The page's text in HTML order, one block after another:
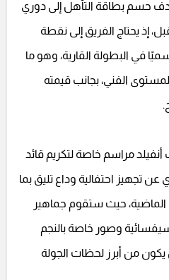
حسم بطاقة التأهل إلى دوري
إذ يحتاج الفريق إلى نقطة
في البطولة القارية، وهو ما
الفني، بجانب قيمته
مراسم خاصة لتكريم قائد
تجهيز احتفالية وداع تليق بما
حيث ستقوم جماهير
وصور خاصة بالنجم
من أبرز لحظات الجولة